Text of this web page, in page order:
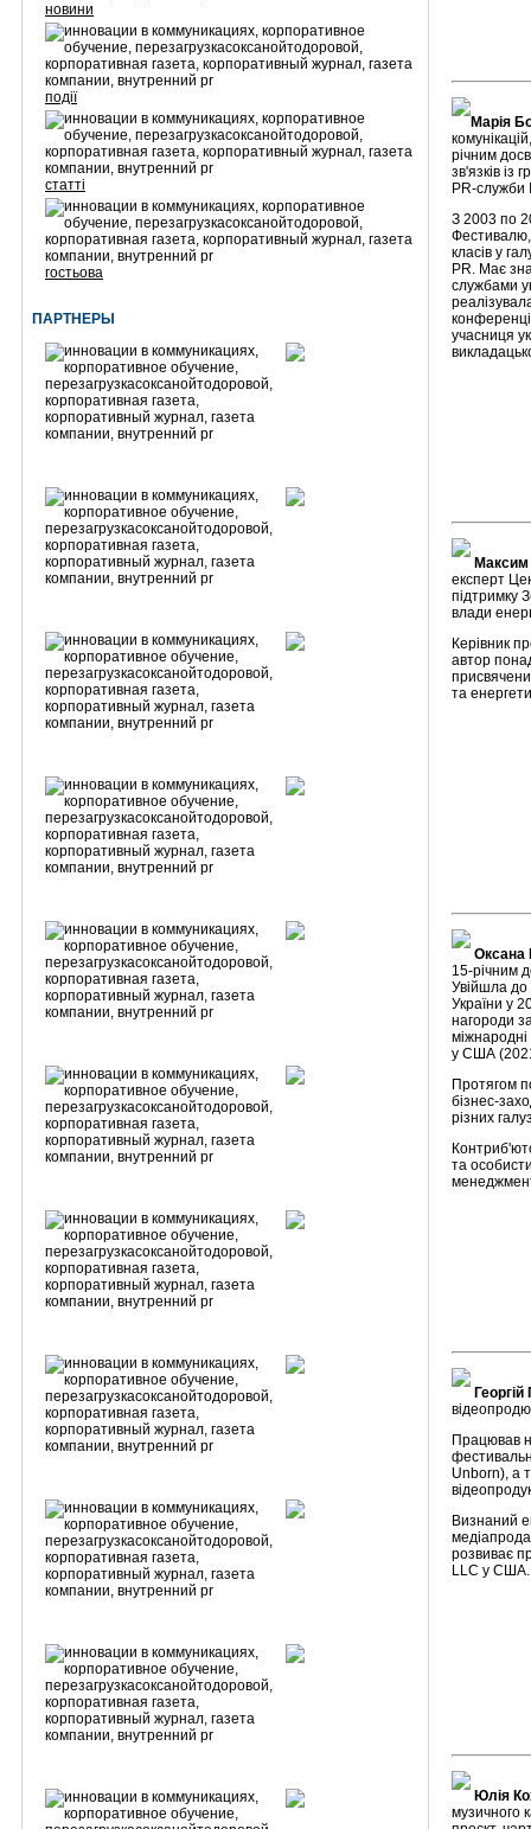
новини
події
статті
гостьова
ПАРТНЕРЫ
Марія
річним
зв'язків із
PR-служби
З 2003 по
Фестивалю,
класів у
PR. Має
службами
учасниця
Максим
експерт
підтримку
влади
Керівник
автор
та
Оксана
15-річним
Увійшла до
України у
нагороди
у США
Протягом
бізнес-
різних
та
Працював
Unborn), а
Визнаний
розвиває
LLC у США.
Юлія
музичного